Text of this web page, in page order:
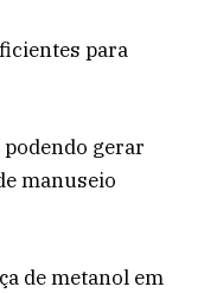
para
gerar
manuseio
de metanol em